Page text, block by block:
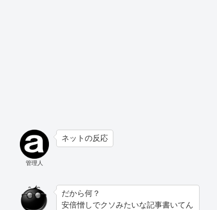
管理人
ネットの反応
だから何？
安倍憎しでクソみたいな記事書いてん